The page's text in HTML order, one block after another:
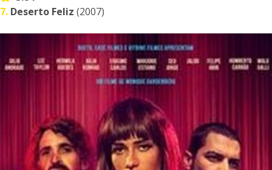
7. Deserto Feliz (2007)